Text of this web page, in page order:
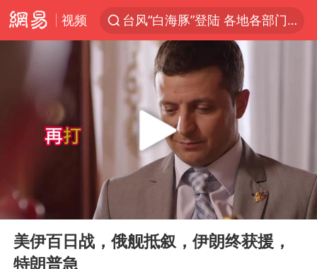
视频
台风“白海豚”登陆 各地各部门全力应对
贾冰私人饭局被偷拍
演员秦焰去世 曾出演《狂飙》
Play
00:00 05:10
美伊百日战，俄舰抵叙，伊朗终获援，
特朗普急